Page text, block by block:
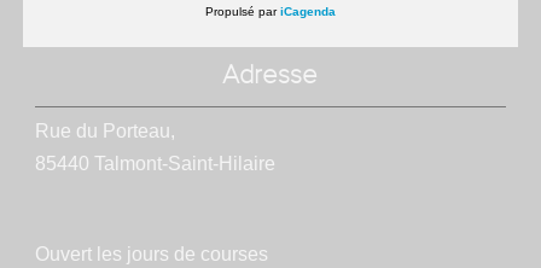
Propulsé pariCagenda
Adresse
Rue du Porteau,
85440 Talmont-Saint-Hilaire
Ouvert les jours de courses